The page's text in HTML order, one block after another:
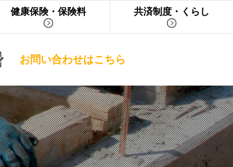
健康保険・保険料 共済制度・くらし
お問い合わせはこちら